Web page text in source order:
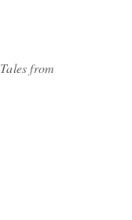
Tales from